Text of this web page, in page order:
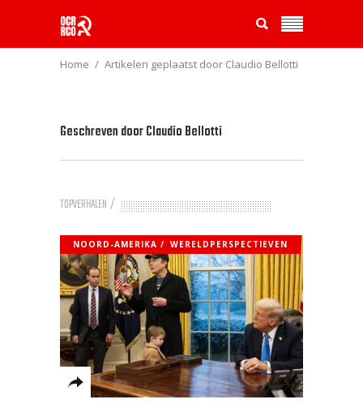
Home Artikelen geplaatst door Claudio Bellotti
Geschreven doorClaudio Bellotti
TOPVERHALEN
NOORD-AMERIKA WERELDPERSPECTIEVEN